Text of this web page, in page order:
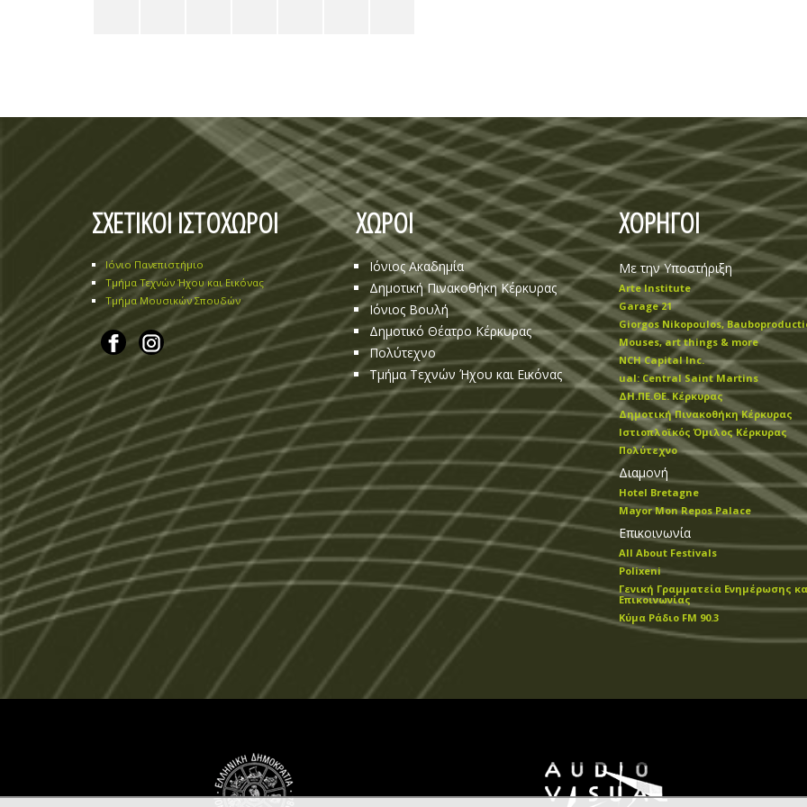
ΣΧΕΤΙΚΟΙ ΙΣΤΟΧΩΡΟΙ
Ιόνιο Πανεπιστήμιο
Τμήμα Τεχνών Ήχου και Εικόνας
Τμήμα Μουσικών Σπουδών
ΧΩΡΟΙ
Ιόνιος Ακαδημία
Δημοτική Πινακοθήκη Κέρκυρας
Ιόνιος Βουλή
Δημοτικό Θέατρο Κέρκυρας
Πολύτεχνο
Τμήμα Τεχνών Ήχου και Εικόνας
ΧΟΡΗΓΟΙ
Με την Υποστήριξη
Arte Institute
Garage 21
Giorgos Nikopoulos,
Mouses, art things & more
NCH Capital Inc.
ual: Central Saint Martins
ΔΗ.ΠΕ.ΘΕ. Κέρκυρας
Δημοτική Πινακοθήκη Κέρκυρας
Ιστιοπλοϊκός Όμιλος Κέρκυρας
Πολύτεχνο
Διαμονή
Hotel Bretagne
Mayor Mon Repos Palace
Επικοινωνία
All About Festivals
Polixeni
Γενική Γραμματεία Ενημέρωσης
Επικοινωνίας
Κύμα Ράδιο FM 90.3